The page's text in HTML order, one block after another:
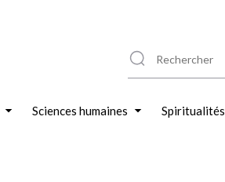
Sciences humaines Spiritualités